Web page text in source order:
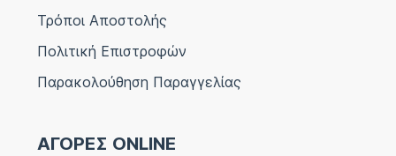
Τρόποι Αποστολής
Πολιτική Επιστροφών
Παρακολούθηση Παραγγελίας
ΑΓΟΡΕΣ ONLINE